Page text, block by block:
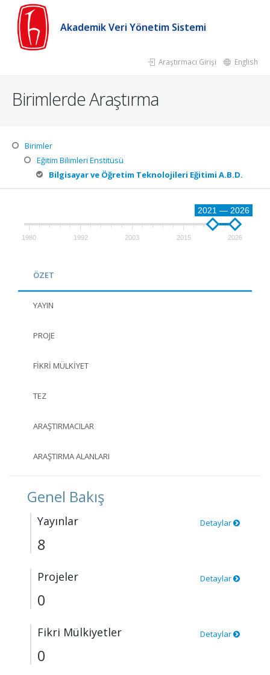
Akademik Veri Yönetim Sistemi
Araştırmacı Girişi English
Birimlerde Araştırma
Birimler
Eğitim Bilimleri Enstitüsü
Bilgisayar ve Öğretim Teknolojileri Eğitimi A.B.D.
2021 — 2026
1980 1992 2003 2015 2026
ÖZET
YAYIN
PROJE
FIKRI MÜLKIYET
TEZ
ARAŞTIRMACILAR
ARAŞTIRMA ALANLARI
Genel Bakış
Yayınlar Detaylar
8
Projeler Detaylar
0
Fikri Mülkiyetler Detaylar
0